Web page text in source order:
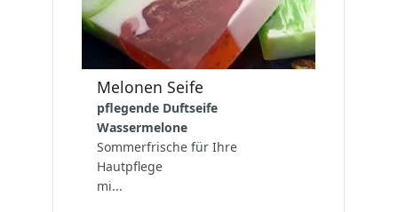
Melonen Seife
pflegende Duftseife
Wassermelone
Sommerfrische für Ihre
Hautpflege
mi...